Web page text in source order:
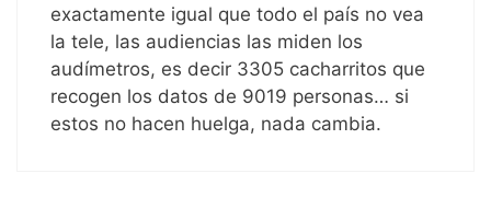
exactamente igual que todo el país no vea
la tele, las audiencias las miden los
audímetros, es decir 3305 cacharritos que
recogen los datos de 9019 personas… si
estos no hacen huelga, nada cambia.